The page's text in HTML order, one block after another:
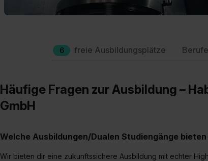
6 freie Ausbildungsplätze Berufe
Häufige Fragen zur Ausbildung –
GmbH
Welche Ausbildungen/Dualen Studiengänge bieten
Wir bieten dir eine zukunftssichere Ausbildung mit echter